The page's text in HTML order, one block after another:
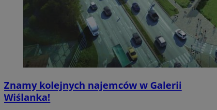
Znamy kolejnych najemców w Galerii
Wiślanka!